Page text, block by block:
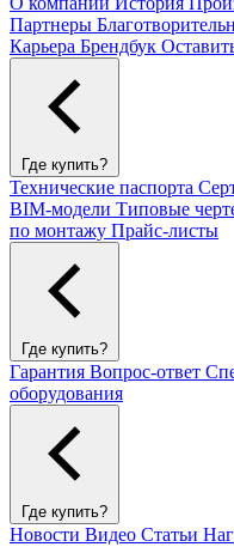
Партнеры
Карьера Брендбук
Где купить?
Технические паспорта
BIM-модели Типовые
по монтажу Прайс-листы
Где купить?
Гарантия Вопрос-ответ
оборудования
Где купить?
Новости Видео Статьи